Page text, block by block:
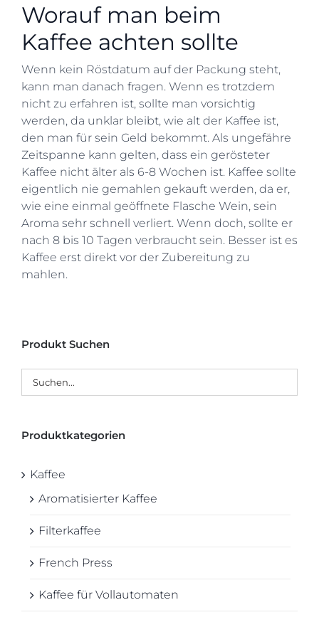
Produkt Suchen
Produktkategorien
Kaffee
Aromatisierter Kaffee
Filterkaffee
French Press
Kaffee für Vollautomaten
Worauf man beim
Kaffee achten sollte
Wenn kein Röstdatum auf der Packung steht,
kann man danach fragen. Wenn es trotzdem
nicht zu erfahren ist, sollte man vorsichtig
werden, da unklar bleibt, wie alt der Kaffee ist,
den man für sein Geld bekommt. Als ungefähre
Zeitspanne kann gelten, dass ein gerösteter
Kaffee nicht älter als 6-8 Wochen ist. Kaffee sollte
eigentlich nie gemahlen gekauft werden, da er,
wie eine einmal geöffnete Flasche Wein, sein
Aroma sehr schnell verliert. Wenn doch, sollte er
nach 8 bis 10 Tagen verbraucht sein. Besser ist es
Kaffee erst direkt vor der Zubereitung zu
mahlen.